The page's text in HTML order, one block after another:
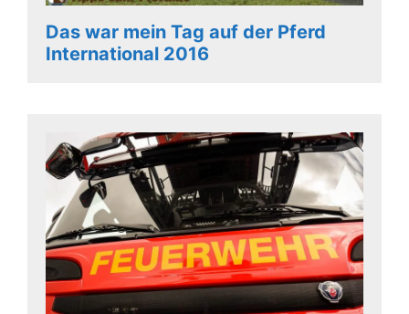
Das war mein Tag auf der Pferd
International 2016